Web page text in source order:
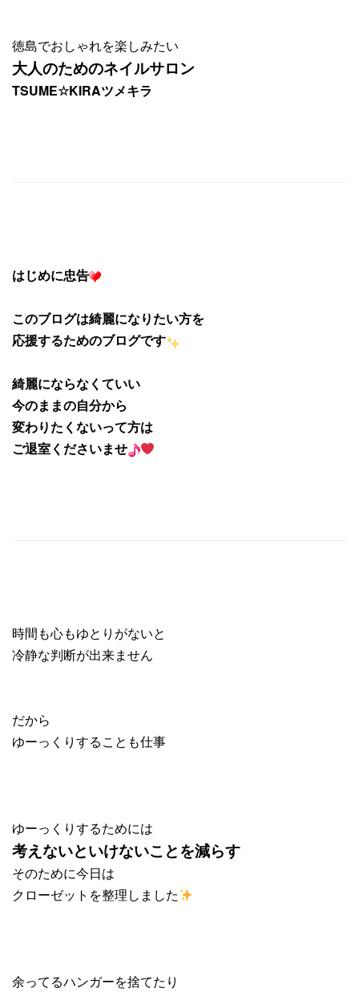
徳島でおしゃれを楽しみたい
大人のためのネイルサロン
TSUME☆KIRAツメキラ
はじめに忠告
このブログは綺麗になりたい方を
応援するためのブログです
綺麗にならなくていい
今のままの自分から
変わりたくないって方は
ご退室くださいませ
時間も心もゆとりがないと
冷静な判断が出来ません
だから
ゆーっくりすることも仕事
ゆーっくりするためには
考えないといけないことを減らす
そのために今日は
クローゼットを整理しました
余ってるハンガーを捨てたり